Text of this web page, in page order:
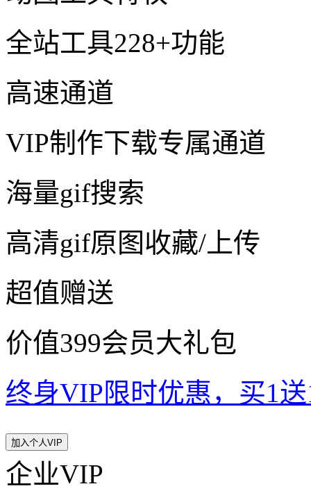
全站工具228+功能
高速通道
VIP制作下载专属通道
海量gif搜索
高清gif原图收藏/上传
超值赠送
价值399会员大礼包
终身VIP限时优惠，买1
加入个人VIP
企业VIP